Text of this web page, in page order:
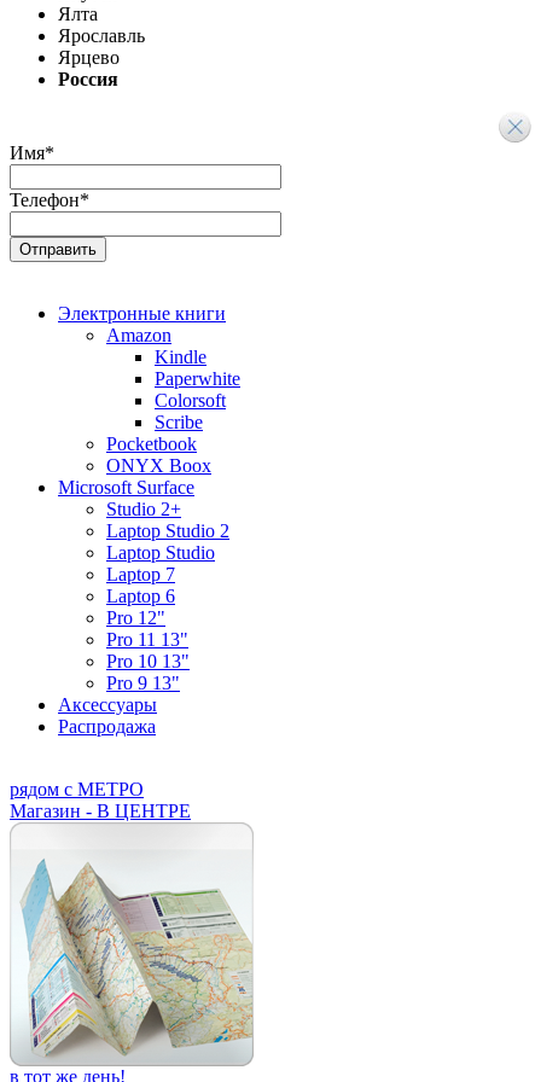
Ялта
Ярославль
Ярцево
Россия
Имя*
Телефон*
Электронные книги
Amazon
Kindle
Paperwhite
Colorsoft
Scribe
Pocketbook
ONYX Boox
Microsoft Surface
Studio 2+
Laptop Studio 2
Laptop Studio
Laptop 7
Laptop 6
Pro 12"
Pro 11 13"
Pro 10 13"
Pro 9 13"
Аксессуары
Распродажа
рядом с МЕТРО
Магазин - В ЦЕНТРЕ
в тот же день!